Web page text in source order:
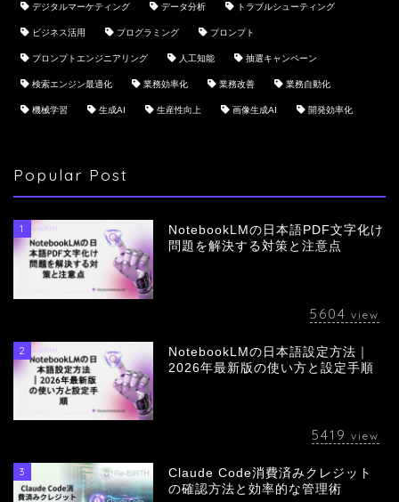
デジタルマーケティング データ分析 トラブルシューティング
ビジネス活用 プログラミング プロンプト
プロンプトエンジニアリング 人工知能 抽選キャンペーン
検索エンジン最適化 業務効率化 業務改善 業務自動化
機械学習 生成AI 生産性向上 画像生成AI 開発効率化
Popular Post
1
NotebookLMの日本語PDF文字化け
問題を解決する対策と注意点
5604 view
2
NotebookLMの日本語設定方法｜
2026年最新版の使い方と設定手順
5419 view
3
Claude Code消費済みクレジット
の確認方法と効率的な管理術
会社概要
採用情報